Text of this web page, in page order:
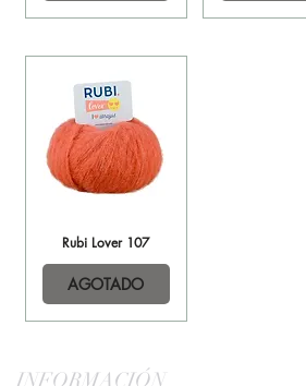
Vista rápida
Rubi Lover 107
AGOTADO
INFORMACIÓN